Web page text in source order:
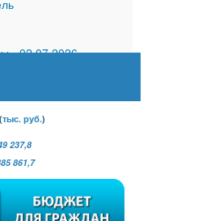
-02.07.2026
(тыс. руб.)
237,8
861,7